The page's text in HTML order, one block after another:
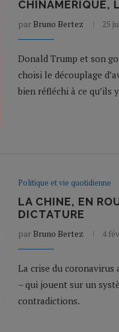
CHINAMÉRIQUE,
par Bruno Bertez 25
Donald Trump et son
choisi le découplage
bien réfléchi à ce qu’ils
Politique et vie quotidienne
LA CHINE, EN
DICTATURE
par Bruno Bertez 4
La crise du coronavirus
– qui jouent sur un
contradictions.